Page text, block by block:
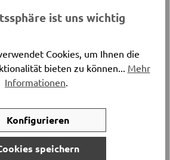
ist uns wichtig
Cookies, um Ihnen die
bieten zu können... Mehr
Informationen.
Konfigurieren
speichern